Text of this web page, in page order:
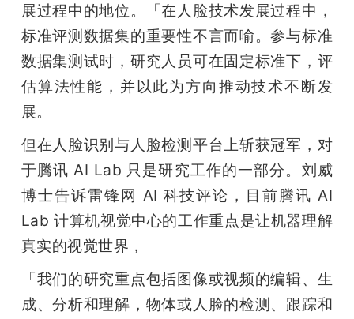
展过程中的地位。「在人脸技术发展过程中，
标准评测数据集的重要性不言而喻。参与标准
数据集测试时，研究人员可在固定标准下，评
估算法性能，并以此为方向推动技术不断发
展。」
但在人脸识别与人脸检测平台上斩获冠军，对
于腾讯 AI Lab 只是研究工作的一部分。刘威
博士告诉雷锋网 AI 科技评论，目前腾讯 AI
Lab 计算机视觉中心的工作重点是让机器理解
真实的视觉世界，
「我们的研究重点包括图像或视频的编辑、生
成、分析和理解，物体或人脸的检测、跟踪和